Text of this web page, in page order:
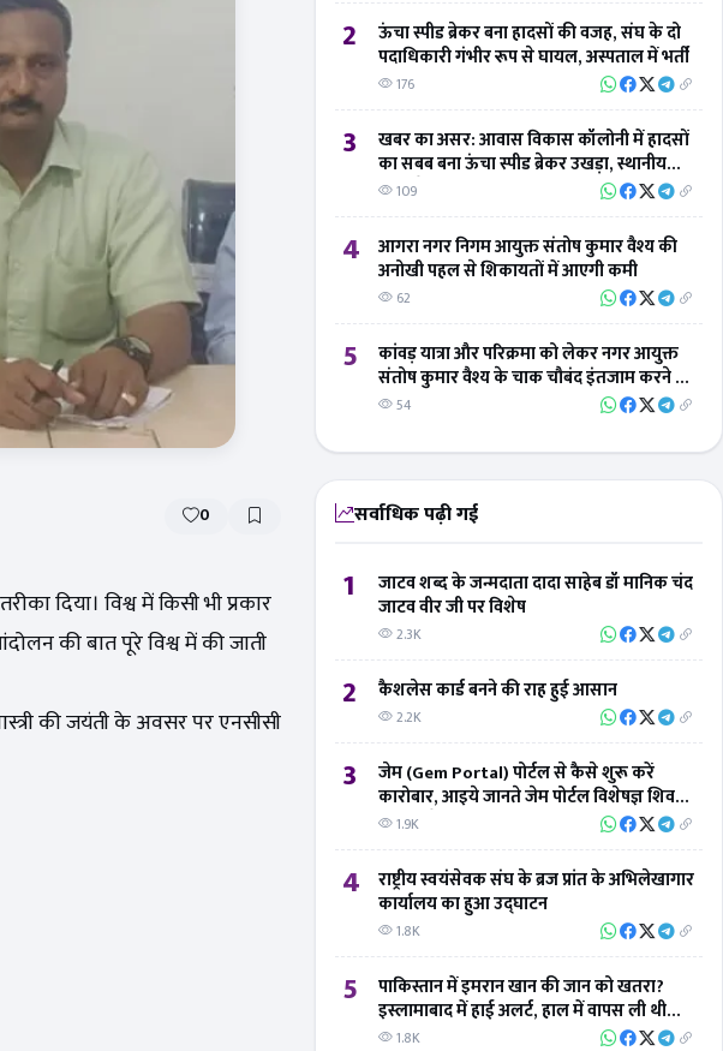
0
दिया। विश्व में किसी भी प्रकार
की बात पूरे विश्व में की जाती
की जयंती के अवसर पर एनसीसी
2
ऊंचा स्पीड ब्रेकर बना हादसों की वजह, संघ के दो
पदाधिकारी गंभीर रूप से घायल, अस्पताल में भर्ती
176
3
खबर का असर: आवास विकास कॉलोनी में हादसों
का सबब बना ऊंचा स्पीड ब्रेकर उखड़ा, स्थानीय
लोगों ने 'बिंदु विस्तार न्यूज' का जताया आभार
109
4
आगरा नगर निगम आयुक्त संतोष कुमार वैश्य की
अनोखी पहल से शिकायतों में आएगी कमी
62
5
कांवड़ यात्रा और परिक्रमा को लेकर नगर आयुक्त
संतोष कुमार वैश्य के चाक चौबंद इंतजाम करने के
निर्देश
54
सर्वाधिक पढ़ी गई
1
जाटव शब्द के जन्मदाता दादा साहेब डॉ मानिक चंद
जाटव वीर जी पर विशेष
2.3K
2 कैशलेस कार्ड बनने की राह हुई आसान
2.2K
3
जेम (Gem Portal) पोर्टल से कैसे शुरू करें
कारोबार, आइये जानते जेम पोर्टल विशेषज्ञ शिवम्
तिवारी से
1.9K
4
राष्ट्रीय स्वयंसेवक संघ के ब्रज प्रांत के अभिलेखागार
कार्यालय का हुआ उद्घाटन
1.8K
5
पाकिस्तान में इमरान खान की जान को खतरा?
इस्लामाबाद में हाई अलर्ट, हाल में वापस ली थी
सुरक्षा
1.8K